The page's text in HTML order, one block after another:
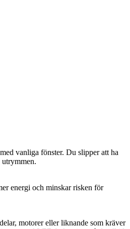
vanliga fönster. Du slipper att ha
utrymmen.
energi och minskar risken för
motorer eller liknande som kräver